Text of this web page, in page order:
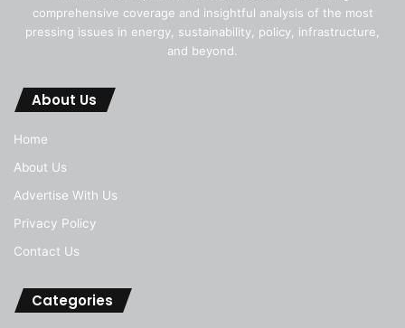
comprehensive coverage and insightful analysis of the most
pressing issues in energy, sustainability, policy, infrastructure,
and beyond.
About Us
Home
About Us
Advertise With Us
Privacy Policy
Contact Us
Categories